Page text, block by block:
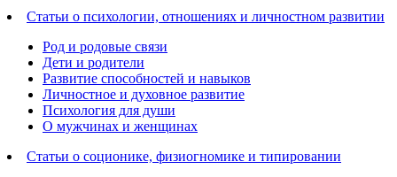
Статьи о психологии, отношениях и личностном развитии
Род и родовые связи
Дети и родители
Развитие способностей и навыков
Личностное и духовное развитие
Психология для души
О мужчинах и женщинах
Статьи о соционике, физиогномике и типировании